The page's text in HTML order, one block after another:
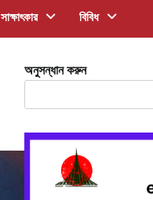
সাক্ষাৎকার বিবিধ
অনুসন্ধান করুন